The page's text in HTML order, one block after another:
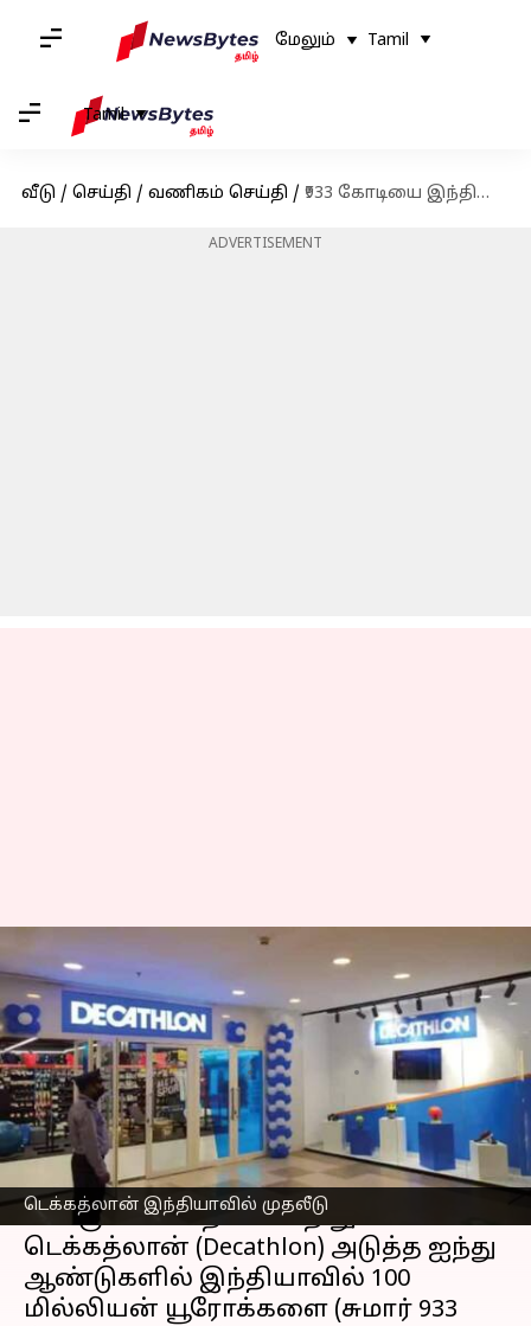
மேலும் Tamil
Tamil
வீடு / செய்தி / வணிகம் செய்தி / ₹933 கோடியை இந்தியாவில் முதலீடு செய்கிறது டெக்கத்லான்
ADVERTISEMENT
டெக்கத்லான் இந்தியாவில் முதலீடு
₹933 கோடியை
இந்தியாவில் முதலீடு
செய்கிறது டெக்கத்லான்
எழுதியவர் Sekar Chinnappan Aug 22, 2024 11:49 am
செய்தி முன்னோட்டம்
புகழ்பெற்ற பிரெஞ்சுவிளையாட்டு
பொருட்கள் விற்பனை நிறுவனமான
டெக்கத்லான் (Decathlon) அடுத்த ஐந்து
ஆண்டுகளில் இந்தியாவில் 100
மில்லியன் யூரோக்களை (சுமார் ₹933